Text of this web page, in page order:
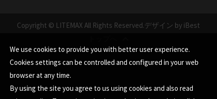
Copyright © LITEMAX All Rights Reserved.デザイン by iBest
We use cookies to provide you with better user experience.
Cookies settings can be controlled and configured in your web
browser at any time.
By using the site you agree to us using cookies and also read